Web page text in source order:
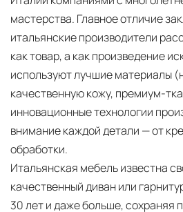
мастерства. Главное отличие
итальянские производители
как товар, а как произведение
используют лучшие материалы
качественную кожу, премиум-
инновационные технологии
внимание каждой детали — от
обработки.
Итальянская мебель известна
качественный диван или
30 лет и даже больше, сохраняя